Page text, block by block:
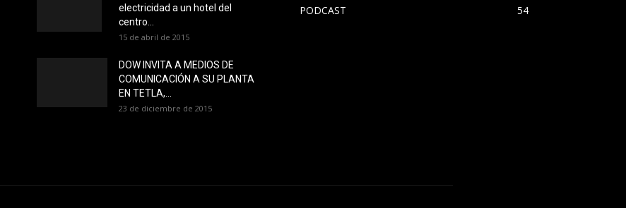
electricidad a un hotel del
centro...
15 de abril de 2015
DOW INVITA A MEDIOS DE
COMUNICACIÓN A SU PLANTA
EN TETLA,...
23 de diciembre de 2015
PODCAST
54